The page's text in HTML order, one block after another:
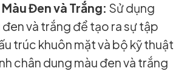
Đen và Trắng: Sử dụng
và trắng để tạo ra sự tập
trúc khuôn mặt và bộ kỹ thuật
chân dung màu đen và trắng